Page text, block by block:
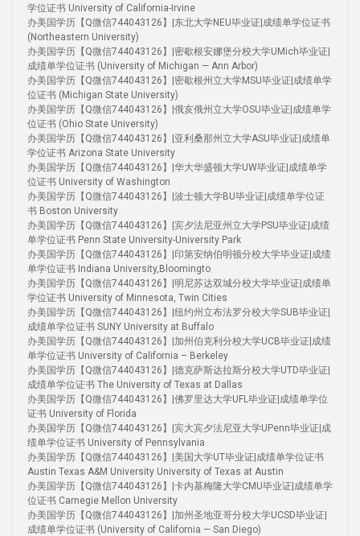
学位证书 University of California-Irvine
办美国学历【Q微信744043126】|东北大学NEU毕业证|成绩单学位证书
(Northeastern University)
办美国学历【Q微信744043126】|密歇根安娜堡分校大学UMich毕业证|
成绩单学位证书 (University of Michigan — Ann Arbor)
办美国学历【Q微信744043126】|密歇根州立大学MSU毕业证|成绩单学
位证书 (Michigan State University)
办美国学历【Q微信744043126】|俄亥俄州立大学OSU毕业证|成绩单学
位证书 (Ohio State University)
办美国学历【Q微信744043126】|亚利桑那州立大学ASU毕业证|成绩单
学位证书 Arizona State University
办美国学历【Q微信744043126】|华大华盛顿大学UW毕业证|成绩单学
位证书 University of Washington
办美国学历【Q微信744043126】|波士顿大学BU毕业证|成绩单学位证
书 Boston University
办美国学历【Q微信744043126】|宾夕法尼亚州立大学PSU毕业证|成绩
单学位证书 Penn State University-University Park
办美国学历【Q微信744043126】|印第安纳伯明顿分校大学毕业证|成绩
单学位证书 Indiana University,Bloomingto
办美国学历【Q微信744043126】|明尼苏达双城分校大学毕业证|成绩单
学位证书 University of Minnesota, Twin Cities
办美国学历【Q微信744043126】|纽约州立布法罗分校大学SUB毕业证|
成绩单学位证书 SUNY University at Buffalo
办美国学历【Q微信744043126】|加州伯克利分校大学UCB毕业证|成绩
单学位证书 University of California – Berkeley
办美国学历【Q微信744043126】|德克萨斯达拉斯分校大学UTD毕业证|
成绩单学位证书 The University of Texas at Dallas
办美国学历【Q微信744043126】|佛罗里达大学UFL毕业证|成绩单学位
证书 University of Florida
办美国学历【Q微信744043126】|宾大宾夕法尼亚大学UPenn毕业证|成
绩单学位证书 University of Pennsylvania
办美国学历【Q微信744043126】|美国大学UT毕业证|成绩单学位证书
Austin Texas A&M University University of Texas at Austin
办美国学历【Q微信744043126】|卡内基梅隆大学CMU毕业证|成绩单学
位证书 Carnegie Mellon University
办美国学历【Q微信744043126】|加州圣地亚哥分校大学UCSD毕业证|
成绩单学位证书 (University of California — San Diego)